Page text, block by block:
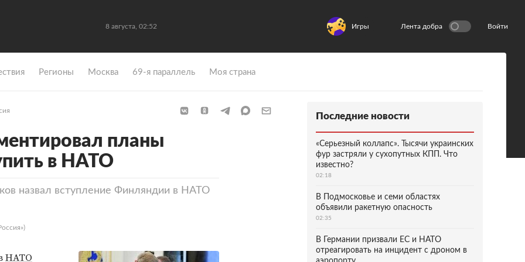
8 августа, 02:52 Игры Лента добра Войти
Регионы Москва 69-я параллель Моя страна
планы
в НАТО
назвал вступление Финляндии в НАТО
НАТО
Последние новости
«Серьезный коллапс». Тысячи украинских
фур застряли у сухопутных КПП. Что
известно?
02:18
В Подмосковье и семи областях
объявили ракетную опасность
02:35
В Германии призвали ЕС и НАТО
отреагировать на инцидент с дроном в